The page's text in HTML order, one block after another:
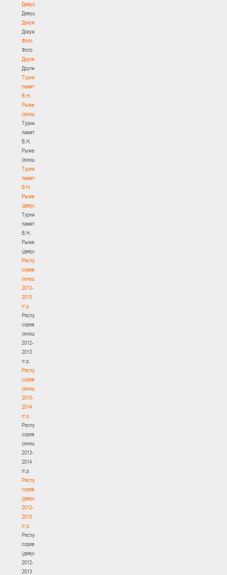
Девушки
Девушки
Документы
Документы
Фото
Фото
Другие
Другие
Турнир
памяти
В.Н.
Рыженкова
(юноши)
Турнир
памяти
В.Н.
Рыженкова
(юноши)
Турнир
памяти
В.Н.
Рыженкова
(девушки)
Турнир
памяти
В.Н.
Рыженкова
(девушки)
Республиканские
соревнования
(юноши)
2012-
2013
гг.р.
Республиканские
соревнования
(юноши)
2012-
2013
гг.р.
Республиканские
соревнования
(юноши)
2013-
2014
гг.р.
Республиканские
соревнования
(юноши)
2013-
2014
гг.р.
Республиканские
соревнования
(девушки)
2012-
2013
гг.р.
Республиканские
соревнования
(девушки)
2012-
2013